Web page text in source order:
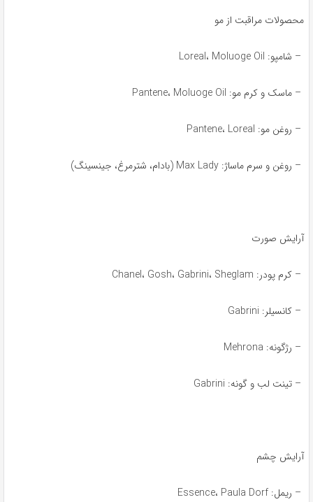
محصولات مراقبت از مو
– شامپو: Loreal، Moluoge Oil
– ماسک و کرم مو: Pantene، Moluoge Oil
– روغن مو: Pantene، Loreal
– روغن و سرم ماساژ: Max Lady (بادام، شترمرغ، جینسینگ)
آرایش صورت
– کرم پودر: Chanel، Gosh، Gabrini، Sheglam
– کانسیلر: Gabrini
– رژگونه: Mehrona
– تینت لب و گونه: Gabrini
آرایش چشم
– ریمل: Essence، Paula Dorf